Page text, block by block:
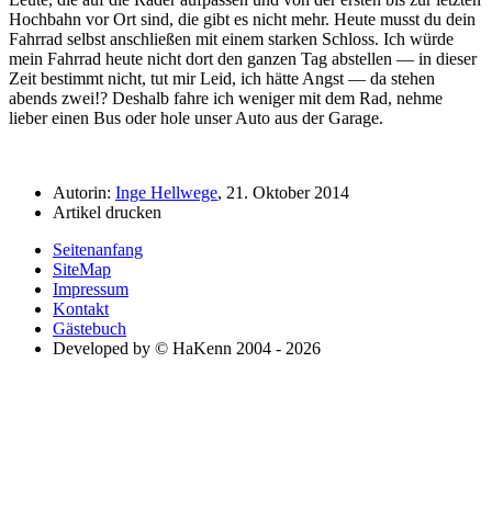
Hochbahn vor Ort sind, die gibt es nicht mehr. Heute musst du dein
Fahrrad selbst anschließen mit einem starken Schloss. Ich würde
mein Fahrrad heute nicht dort den ganzen Tag abstellen — in dieser
Zeit bestimmt nicht, tut mir Leid, ich hätte Angst — da stehen
abends zwei!? Deshalb fahre ich weniger mit dem Rad, nehme
lieber einen Bus oder hole unser Auto aus der Garage.
Autorin: Inge Hellwege, 21. Oktober 2014
Artikel drucken
Seitenanfang
SiteMap
Impressum
Kontakt
Gästebuch
Developed by © HaKenn 2004 - 2026